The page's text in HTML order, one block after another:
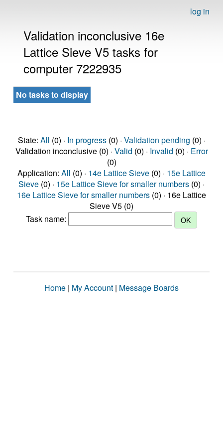
log in
Validation inconclusive 16e
Lattice Sieve V5 tasks for
computer 7222935
No tasks to display
State: All (0) · In progress(0) · Validation pending (0) ·
Validation inconclusive (0) · Valid (0) · Invalid (0) · Error
(0)
Application: All (0) · 14e Lattice Sieve (0) · 15e Lattice
Sieve (0) · 15e Lattice Sieve for smaller numbers (0) ·
16e Lattice Sieve for smaller numbers (0) · 16e Lattice
Sieve V5 (0)
Task name:
Home | My Account | Message Boards